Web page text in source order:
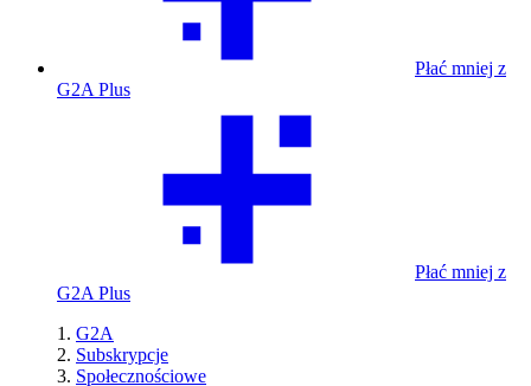
Płać mniej z
G2A Plus
Płać mniej z
G2A Plus
G2A
Subskrypcje
Społecznościowe